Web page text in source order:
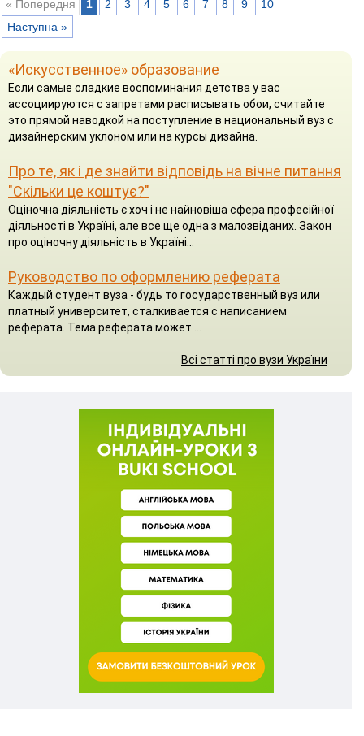
« Попередня 1 2 3 4 5 6 7 8 9
10
Наступна »
«Искусственное» образование
Если самые сладкие воспоминания детства у вас
ассоциируются с запретами расписывать обои, считайте
это прямой наводкой на поступление в национальный вуз с
дизайнерским уклоном или на курсы дизайна.
Про те, як і де знайти відповідь на вічне питання
"Скільки це коштує?"
Оціночна діяльність є хоч і не найновіша сфера професійної
діяльності в Україні, але все ще одна з малозвіданих. Закон
про оціночну діяльність в Україні...
Руководство по оформлению реферата
Каждый студент вуза - будь то государственный вуз или
платный университет, сталкивается с написанием
реферата. Тема реферата может ...
Всі статті про вузи України